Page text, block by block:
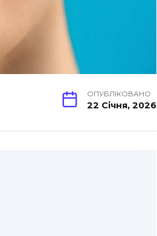
ОПУБЛІКОВАНО
22 Січня, 2026